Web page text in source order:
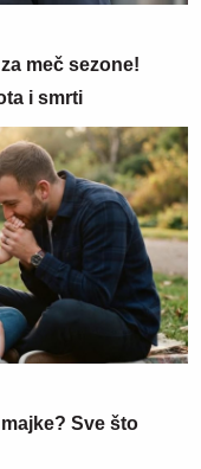
meč sezone!
i smrti
Sve što